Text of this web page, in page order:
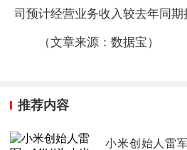
司预计经营业务收入较去年同期
（文章来源：数据宝）
推荐内容
小米创始人雷